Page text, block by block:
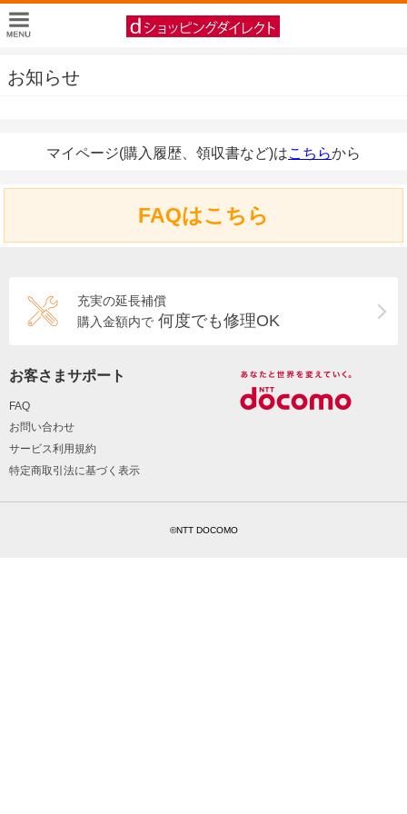
お知らせ
マイページ(購入履歴、領収書など)はこちらから
FAQはこちら
充実の延長補償
購入金額内で 何度でも修理OK
お客さまサポート
FAQ
お問い合わせ
サービス利用規約
特定商取引法に基づく表示
©NTT DOCOMO